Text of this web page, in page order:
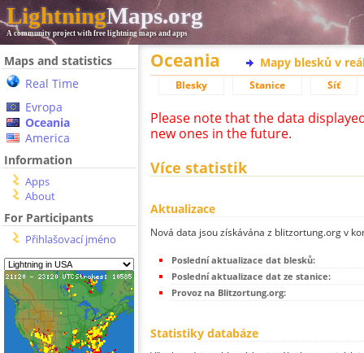
LightningMaps.org
A community project with free lightning maps and apps
Maps and statistics
Real Time
Evropa
Oceania
America
Information
Apps
About
For Participants
Přihlašovací jméno
Oceania Mapy blesků v
Blesky Stanice Síť
Please note that the data
new ones in the future.
Více statistik
Aktualizace
Nová data jsou získávána z blitzortung.org v
Poslední aktualizace dat blesků:
Poslední aktualizace dat ze stanice:
Provoz na Blitzortung.org:
Statistiky databáze